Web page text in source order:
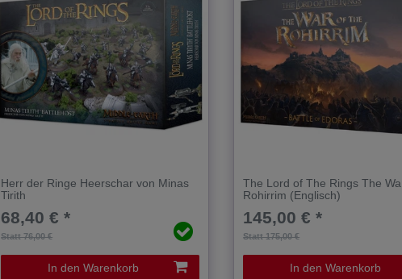
Herr der Ringe Heerschar von Minas
Tirith
Statt 76,00 €
68,40 € *
In den Warenkorb
The Lord of The Rings The
Rohirrim (Englisch)
Statt 175,00 €
145,00 € *
In den Warenkorb